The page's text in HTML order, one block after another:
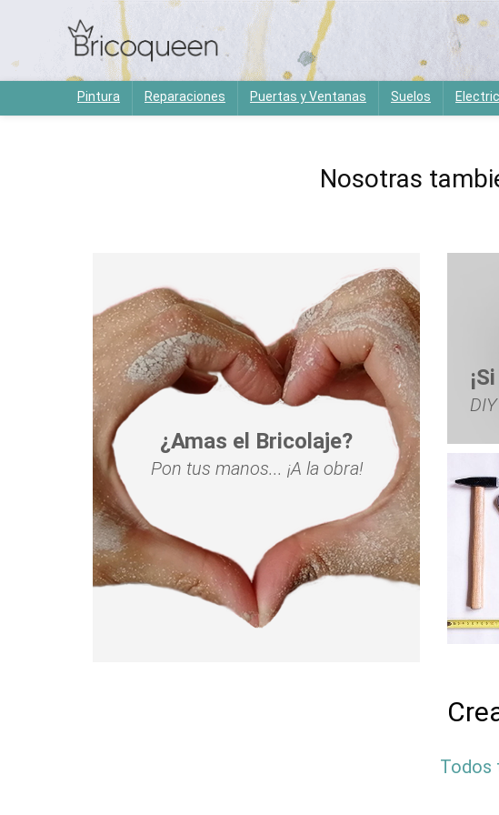
Pintura Reparaciones Puertas y Ventanas Suelos
Nosotras
¿Amas el Bricolaje?
Pon tus manos... ¡A la obra!
DIY
Todos